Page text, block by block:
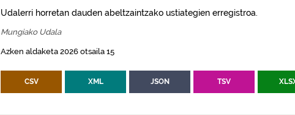
Udalerri horretan dauden abeltzaintzako ustiategien erregistroa.
Mungiako Udala
Azken aldaketa 2026 otsaila 15
CSV XML JSON TSV